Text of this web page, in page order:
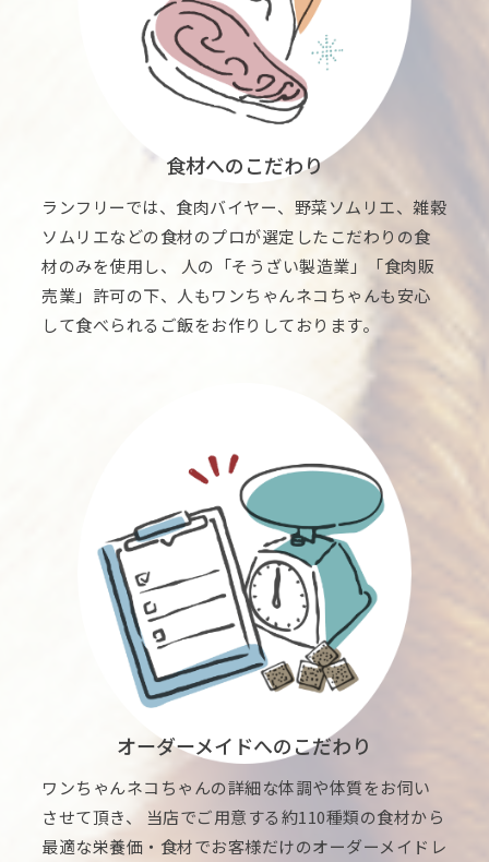
食材へのこだわり
ランフリーでは、食肉バイヤー、野菜ソムリエ、雑穀
ソムリエなどの食材のプロが選定したこだわりの食
材のみを使用し、 人の「そうざい製造業」「食肉販
売業」許可の下、人もワンちゃんネコちゃんも安心
して食べられるご飯をお作りしております。
オーダーメイドへのこだわり
ワンちゃんネコちゃんの詳細な体調や体質をお伺い
させて頂き、 当店でご用意する約110種類の食材から
最適な栄養価・食材でお客様だけのオーダーメイドレ